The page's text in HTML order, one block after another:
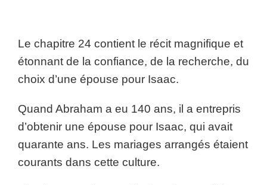
Le chapitre 24 contient le récit magnifique et
étonnant de la confiance, de la recherche, du
choix d’une épouse pour Isaac.
Quand Abraham a eu 140 ans, il a entrepris
d’obtenir une épouse pour Isaac, qui avait
quarante ans. Les mariages arrangés étaient
courants dans cette culture.